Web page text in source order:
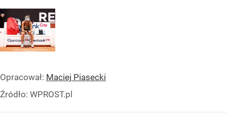
Opracował: Maciej Piasecki
Źródło: WPROST.pl